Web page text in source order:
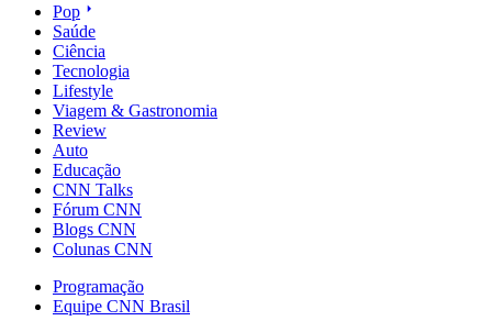
Pop
Saúde
Ciência
Tecnologia
Lifestyle
Viagem & Gastronomia
Review
Auto
Educação
CNN Talks
Fórum CNN
Blogs CNN
Colunas CNN
Programação
Equipe CNN Brasil